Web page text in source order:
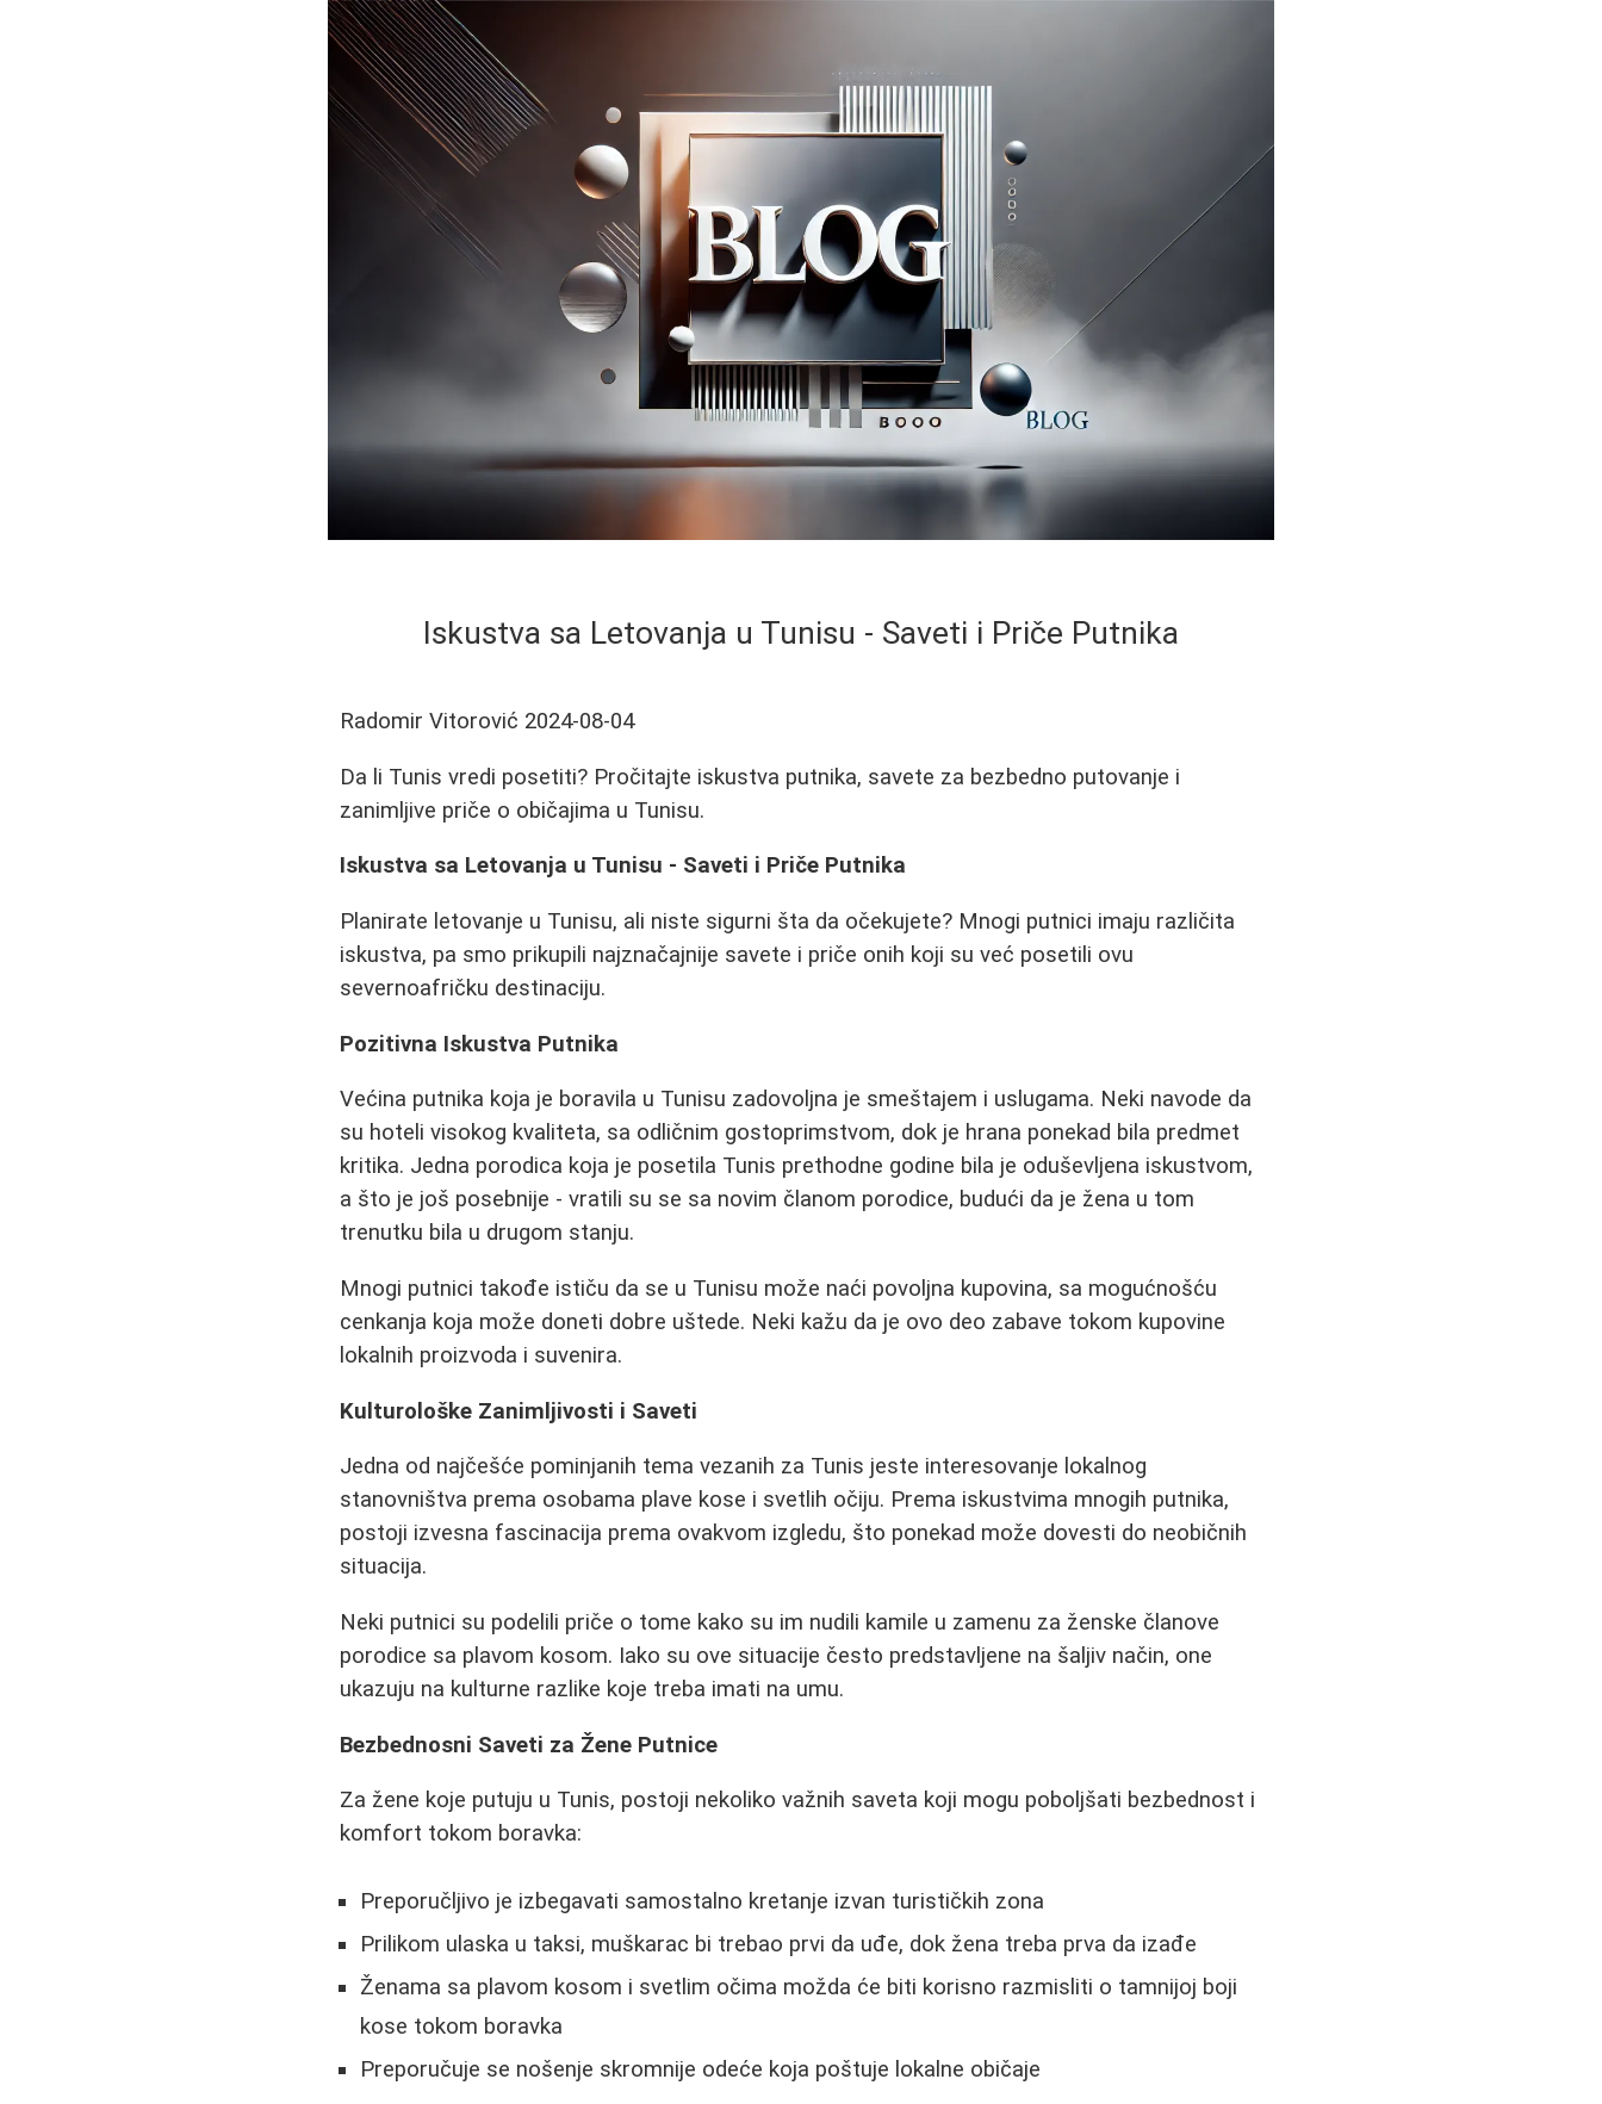
Iskustva sa Letovanja u Tunisu - Saveti i Priče Putnika
Radomir Vitorović 2024-08-04
Da li Tunis vredi posetiti? Pročitajte iskustva putnika, savete za bezbedno putovanje i
zanimljive priče o običajima u Tunisu.
Iskustva sa Letovanja u Tunisu - Saveti i Priče Putnika
Planirate letovanje u Tunisu, ali niste sigurni šta da očekujete? Mnogi putnici imaju različita
iskustva, pa smo prikupili najznačajnije savete i priče onih koji su već posetili ovu
severnoafričku destinaciju.
Pozitivna Iskustva Putnika
Većina putnika koja je boravila u Tunisu zadovoljna je smeštajem i uslugama. Neki navode da
su hoteli visokog kvaliteta, sa odličnim gostoprimstvom, dok je hrana ponekad bila predmet
kritika. Jedna porodica koja je posetila Tunis prethodne godine bila je oduševljena iskustvom,
a što je još posebnije - vratili su se sa novim članom porodice, budući da je žena u tom
trenutku bila u drugom stanju.
Mnogi putnici takođe ističu da se u Tunisu može naći povoljna kupovina, sa mogućnošću
cenkanja koja može doneti dobre uštede. Neki kažu da je ovo deo zabave tokom kupovine
lokalnih proizvoda i suvenira.
Kulturološke Zanimljivosti i Saveti
Jedna od najčešće pominjanih tema vezanih za Tunis jeste interesovanje lokalnog
stanovništva prema osobama plave kose i svetlih očiju. Prema iskustvima mnogih putnika,
postoji izvesna fascinacija prema ovakvom izgledu, što ponekad može dovesti do neobičnih
situacija.
Neki putnici su podelili priče o tome kako su im nudili kamile u zamenu za ženske članove
porodice sa plavom kosom. Iako su ove situacije često predstavljene na šaljiv način, one
ukazuju na kulturne razlike koje treba imati na umu.
Bezbednosni Saveti za Žene Putnice
Za žene koje putuju u Tunis, postoji nekoliko važnih saveta koji mogu poboljšati bezbednost i
komfort tokom boravka:
Preporučljivo je izbegavati samostalno kretanje izvan turističkih zona
Prilikom ulaska u taksi, muškarac bi trebao prvi da uđe, dok žena treba prva da izađe
Ženama sa plavom kosom i svetlim očima možda će biti korisno razmisliti o tamnijoj boji
kose tokom boravka
Preporučuje se nošenje skromnije odeće koja poštuje lokalne običaje